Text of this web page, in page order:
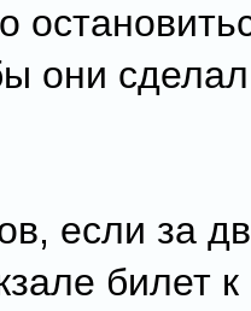
они
если за
билет